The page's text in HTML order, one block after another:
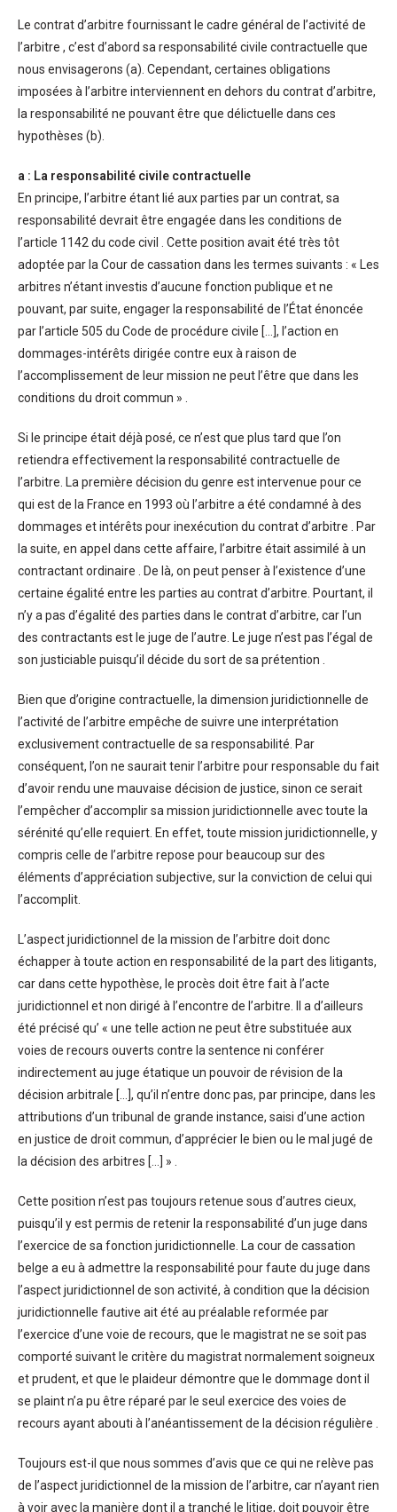
Le contrat d’arbitre fournissant le cadre général de l’activité de
l’arbitre , c’est d’abord sa responsabilité civile contractuelle que
nous envisagerons (a). Cependant, certaines obligations
imposées à l’arbitre interviennent en dehors du contrat d’arbitre,
la responsabilité ne pouvant être que délictuelle dans ces
hypothèses (b).
a : La responsabilité civile contractuelle
En principe, l’arbitre étant lié aux parties par un contrat, sa
responsabilité devrait être engagée dans les conditions de
l’article 1142 du code civil . Cette position avait été très tôt
adoptée par la Cour de cassation dans les termes suivants : « Les
arbitres n’étant investis d’aucune fonction publique et ne
pouvant, par suite, engager la responsabilité de l’État énoncée
par l’article 505 du Code de procédure civile […], l’action en
dommages-intérêts dirigée contre eux à raison de
l’accomplissement de leur mission ne peut l’être que dans les
conditions du droit commun » .
Si le principe était déjà posé, ce n’est que plus tard que l’on
retiendra effectivement la responsabilité contractuelle de
l’arbitre. La première décision du genre est intervenue pour ce
qui est de la France en 1993 où l’arbitre a été condamné à des
dommages et intérêts pour inexécution du contrat d’arbitre . Par
la suite, en appel dans cette affaire, l’arbitre était assimilé à un
contractant ordinaire . De là, on peut penser à l’existence d’une
certaine égalité entre les parties au contrat d’arbitre. Pourtant, il
n’y a pas d’égalité des parties dans le contrat d’arbitre, car l’un
des contractants est le juge de l’autre. Le juge n’est pas l’égal de
son justiciable puisqu’il décide du sort de sa prétention .
Bien que d’origine contractuelle, la dimension juridictionnelle de
l’activité de l’arbitre empêche de suivre une interprétation
exclusivement contractuelle de sa responsabilité. Par
conséquent, l’on ne saurait tenir l’arbitre pour responsable du fait
d’avoir rendu une mauvaise décision de justice, sinon ce serait
l’empêcher d’accomplir sa mission juridictionnelle avec toute la
sérénité qu’elle requiert. En effet, toute mission juridictionnelle, y
compris celle de l’arbitre repose pour beaucoup sur des
éléments d’appréciation subjective, sur la conviction de celui qui
l’accomplit.
L’aspect juridictionnel de la mission de l’arbitre doit donc
échapper à toute action en responsabilité de la part des litigants,
car dans cette hypothèse, le procès doit être fait à l’acte
juridictionnel et non dirigé à l’encontre de l’arbitre. Il a d’ailleurs
été précisé qu’ « une telle action ne peut être substituée aux
voies de recours ouverts contre la sentence ni conférer
indirectement au juge étatique un pouvoir de révision de la
décision arbitrale […], qu’il n’entre donc pas, par principe, dans les
attributions d’un tribunal de grande instance, saisi d’une action
en justice de droit commun, d’apprécier le bien ou le mal jugé de
la décision des arbitres […] » .
Cette position n’est pas toujours retenue sous d’autres cieux,
puisqu’il y est permis de retenir la responsabilité d’un juge dans
l’exercice de sa fonction juridictionnelle. La cour de cassation
belge a eu à admettre la responsabilité pour faute du juge dans
l’aspect juridictionnel de son activité, à condition que la décision
juridictionnelle fautive ait été au préalable reformée par
l’exercice d’une voie de recours, que le magistrat ne se soit pas
comporté suivant le critère du magistrat normalement soigneux
et prudent, et que le plaideur démontre que le dommage dont il
se plaint n’a pu être réparé par le seul exercice des voies de
recours ayant abouti à l’anéantissement de la décision régulière .
Toujours est-il que nous sommes d’avis que ce qui ne relève pas
de l’aspect juridictionnel de la mission de l’arbitre, car n’ayant rien
à voir avec la manière dont il a tranché le litige, doit pouvoir être